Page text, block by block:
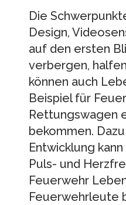
Die
Design,
auf den ersten
verbergen,
können auch
Beispiel für
Rettungswagen
bekommen.
Entwicklung
Puls- und
Feuerwehr
Feuerwehrleute